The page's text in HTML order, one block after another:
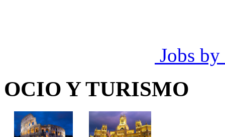
Jobs by
OCIO Y TURISMO